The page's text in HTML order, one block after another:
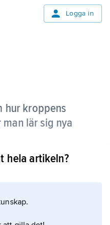
Logga in
hur kroppens
lär sig nya
i grovmotorik och
när man rör
hela artikeln?